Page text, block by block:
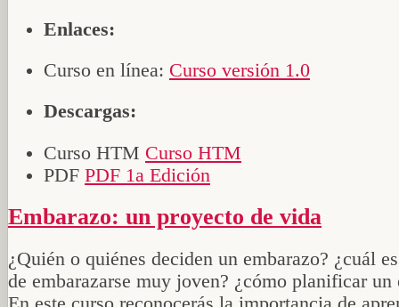
Enlaces:
Curso en línea: Curso versión 1.0
Descargas:
Curso HTM Curso HTM
PDF PDF 1a Edición
Embarazo: un proyecto de vida
¿Quién o quiénes deciden un embarazo? ¿cuál
de embarazarse muy joven? ¿cómo planificar un